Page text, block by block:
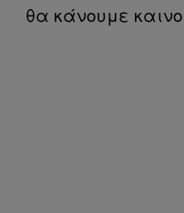
θα κάνουμε